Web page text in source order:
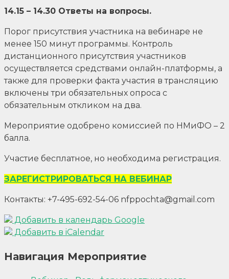
14.15 – 14.30 Ответы на вопросы.
Порог присутствия участника на вебинаре не
менее 150 минут программы. Контроль
дистанционного присутствия участников
осуществляется средствами онлайн-платформы, а
также для проверки факта участия в трансляцию
включены три обязательных опроса с
обязательным откликом на два.
Мероприятие одобрено комиссией по НМиФО – 2
балла.
Участие бесплатное, но необходима регистрация.
ЗАРЕГИСТРИРОВАТЬСЯ НА ВЕБИНАР
Контакты: +7-495-692-54-06 nfppochta@gmail.com
Добавить в календарь Google
Добавить в iCalendar
Навигация Мероприятие